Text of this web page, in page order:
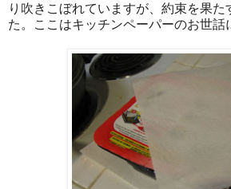
り吹きこぼれていますが、約束を果た
た。ここはキッチンペーパーのお世話